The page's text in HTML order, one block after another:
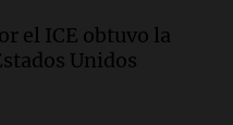
con el
según familia
el ICE obtuvo la
Unidos